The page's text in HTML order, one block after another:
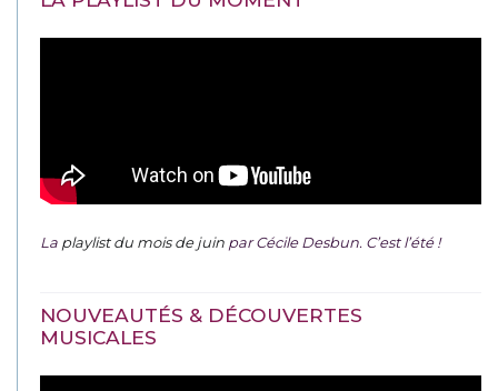
La playlist du mois de juin par Cécile Desbun. C’est l’été !
NOUVEAUTÉS & DÉCOUVERTES
MUSICALES